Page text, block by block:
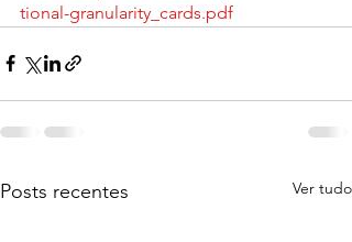
tional-granularity_cards.pdf
Posts recentes Ver tudo